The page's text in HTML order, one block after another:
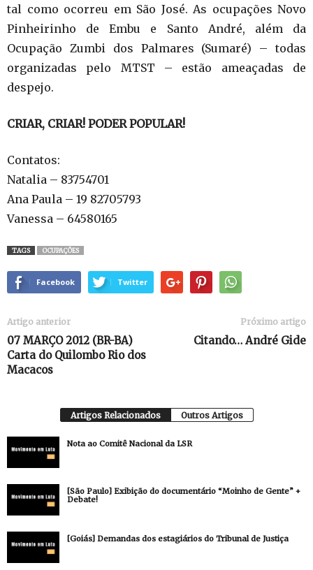
tal como ocorreu em São José. As ocupações Novo
Pinheirinho de Embu e Santo André, além da
Ocupação Zumbi dos Palmares (Sumaré) – todas
organizadas pelo MTST – estão ameaçadas de
despejo.
CRIAR, CRIAR! PODER POPULAR!
Contatos:
Natalia – 83754701
Ana Paula – 19 82705793
Vanessa – 64580165
TAGS OCUPAÇÕES
Facebook Twitter
Artigo anterior
07 MARÇO 2012 (BR-BA)
Carta do Quilombo Rio dos
Macacos
Próximo artigo
Citando… André Gide
Artigos Relacionados Outros Artigos
Nota ao Comitê Nacional da LSR
[São Paulo] Exibição do documentário “Moinho de Gente” +
Debate!
[Goiás] Demandas dos estagiários do Tribunal de Justiça